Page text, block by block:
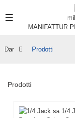
MANIFATTUR
Dar Prodotti
Prodotti